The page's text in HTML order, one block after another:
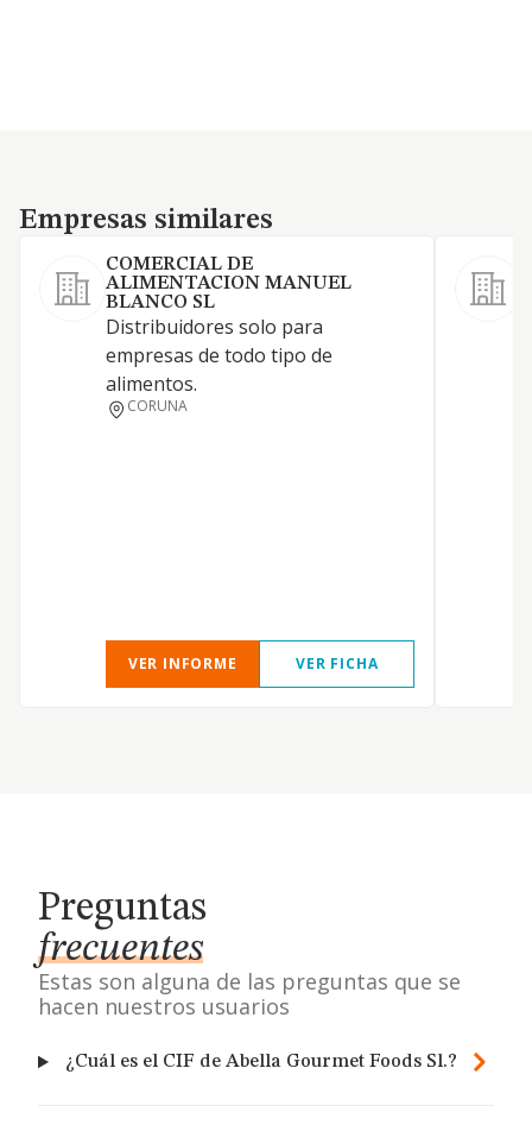
Empresas similares
Empresas similares
COMERCIAL DE
ALIMENTACION MANUEL
BLANCO SL
Distribuidores solo para
empresas de todo tipo de
alimentos.
CORUNA
VER INFORME VER FICHA
Preguntas
frecuentes
Estas son alguna de las preguntas que se
hacen nuestros usuarios
¿Cuál es el CIF de Abella Gourmet Foods Sl.?